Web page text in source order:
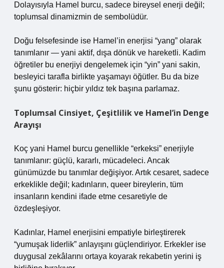
Dolayısıyla Hamel burcu, sadece bireysel enerji değil;
toplumsal dinamizmin de sembolüdür.
Doğu felsefesinde ise Hamel’in enerjisi “yang” olarak
tanımlanır — yani aktif, dışa dönük ve hareketli. Kadim
öğretiler bu enerjiyi dengelemek için “yin” yani sakin,
besleyici tarafla birlikte yaşamayı öğütler. Bu da bize
şunu gösterir: hiçbir yıldız tek başına parlamaz.
Toplumsal Cinsiyet, Çeşitlilik ve Hamel’in Denge
Arayışı
Koç yani Hamel burcu genellikle “erkeksi” enerjiyle
tanımlanır: güçlü, kararlı, mücadeleci. Ancak
günümüzde bu tanımlar değişiyor. Artık cesaret, sadece
erkeklikle değil; kadınların, queer bireylerin, tüm
insanların kendini ifade etme cesaretiyle de
özdeşleşiyor.
Kadınlar, Hamel enerjisini empatiyle birleştirerek
“yumuşak liderlik” anlayışını güçlendiriyor. Erkekler ise
duygusal zekâlarını ortaya koyarak rekabetin yerini iş